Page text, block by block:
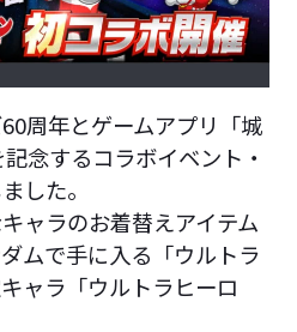
周年とゲームアプリ「城
念するコラボイベント・
した。
ャラのお着替えアイテム
ムで手に入る「ウルトラ
ャラ「ウルトラヒーロ